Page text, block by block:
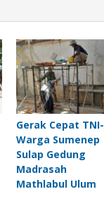
Gerak Cepat TNI-
Warga Sumenep
Sulap Gedung
Madrasah
Mathlabul Ulum